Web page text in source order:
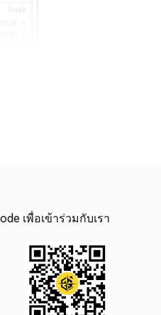
เพื่อเข้าร่วมกับเรา